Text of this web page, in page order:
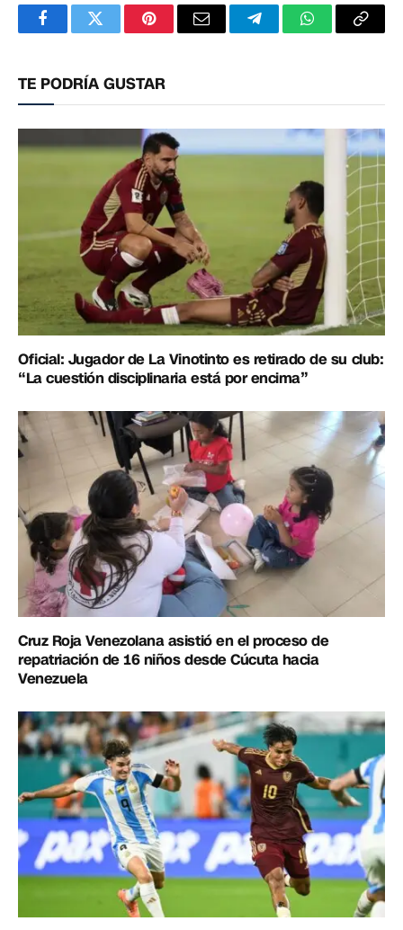
FacebookTwitterPinterestCorreoTelegramWhatsApp
TE PODRÍA GUSTAR
Oficial: Jugador de La Vinotinto es retirado de su club:
“La cuestión disciplinaria está por encima”
Cruz Roja Venezolana asistió en el proceso de
repatriación de 16 niños desde Cúcuta hacia
Venezuela